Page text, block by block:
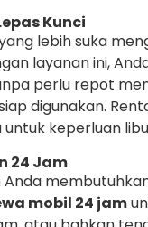
Kunci
lebih suka
layanan ini,
perlu repot
digunakan.
untuk keperluan
24 Jam
Anda
mobil 24 jam